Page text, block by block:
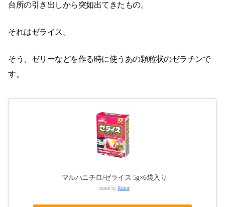
台所の引き出しから突如出てきたもの。
それはゼライス。
そう、ゼリーなどを作る時に使うあの顆粒状のゼラチンで
す。
マルハニチロ/ゼライス 5g×6袋入り
created byRinker